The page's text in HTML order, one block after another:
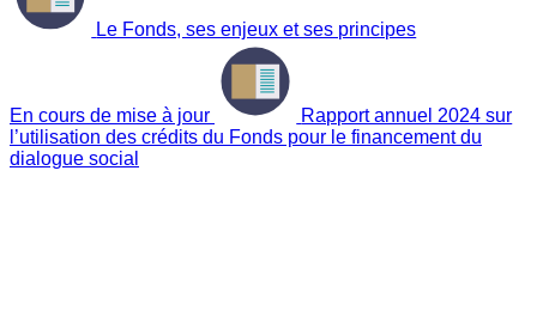
Le Fonds, ses enjeux et ses principes
En cours de mise à jour
Rapport annuel 2024 sur
l’utilisation des crédits du Fonds pour le financement du
dialogue social